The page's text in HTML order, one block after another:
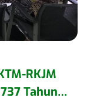
RKJM
Tahun